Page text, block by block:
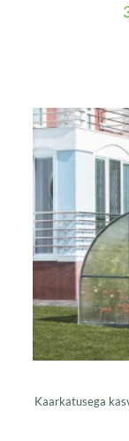
Kaarkatusega